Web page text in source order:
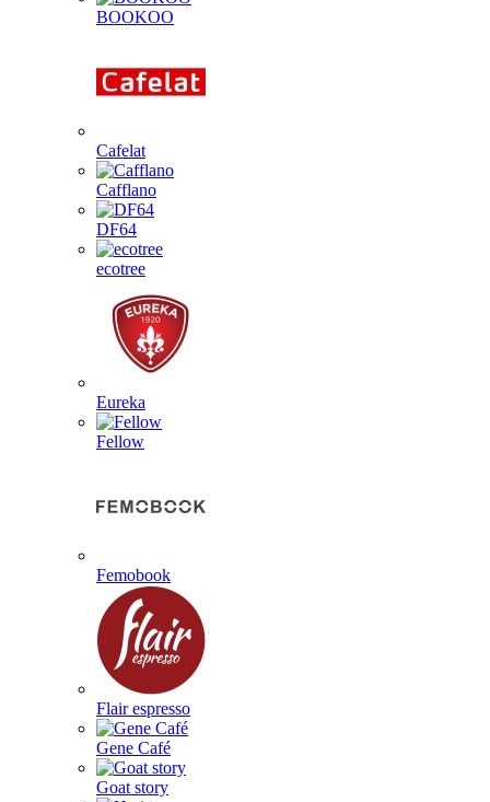
BOOKOO
Cafelat
Cafflano
DF64
ecotree
Eureka
Fellow
Femobook
Flair espresso
Gene Café
Goat story